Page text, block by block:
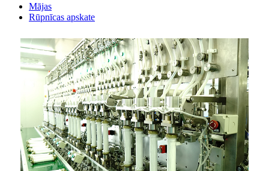
Mājas
Rūpnīcas apskate